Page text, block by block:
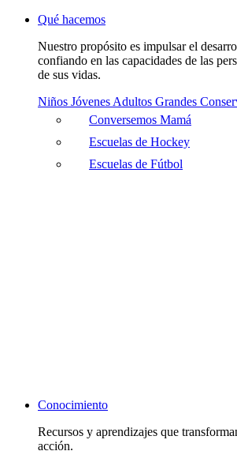
Qué hacemos
Nuestro propósito es impulsar el
confiando en las capacidades de las
de sus vidas.
Niños Jóvenes Adultos Grandes
Conversemos Mamá
Escuelas de Hockey
Escuelas de Fútbol
Conocimiento
Recursos y aprendizajes que
acción.